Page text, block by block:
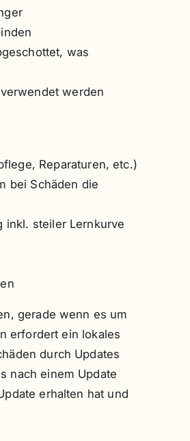
was
werden
Reparaturen, etc.)
bei Schäden die
inkl. steiler Lernkurve
gerade wenn es um
erfordert ein lokales
durch Updates
nach einem Update
erhalten hat und